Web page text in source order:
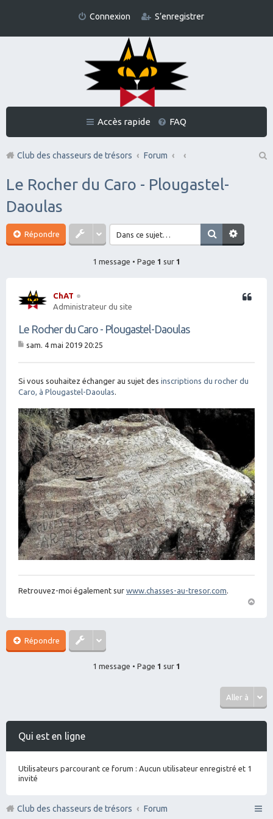
Connexion S’enregistrer
Accès rapide FAQ
Club des chasseurs de trésors
Forum
Le Rocher du Caro - Plougastel-
Daoulas
Répondre
1 message • Page 1 sur 1
ChAT
Administrateur du site
Le Rocher du Caro - Plougastel-Daoulas
Citation
g
e
sam. 4 mai 2019 20:25
Si vous souhaitez échanger au sujet des inscriptions du rocher du
Caro, à Plougastel-Daoulas.
Retrouvez-moi également sur www.chasses-au-tresor.com.
Répondre
1 message • Page 1 sur 1
Aller à
Qui est en ligne
Utilisateurs parcourant ce forum : Aucun utilisateur enregistré et 1
invité
Club des chasseurs de trésors Forum